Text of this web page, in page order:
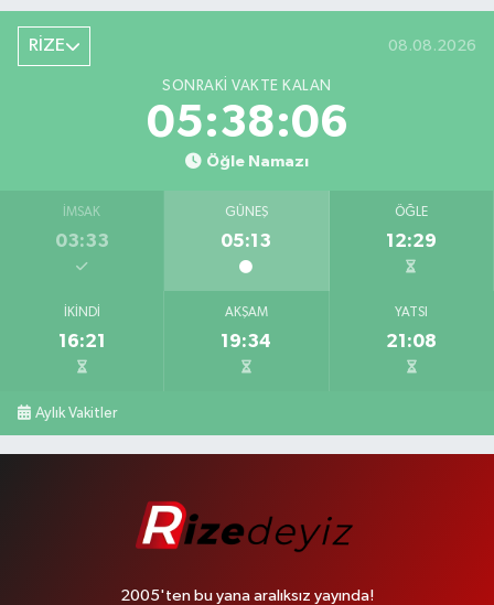
RİZE 08.08.2026
SONRAKI VAKTE KALAN
05:38:06
Öğle Namazı
İMSAK
03:33
GÜNEŞ
05:13
ÖĞLE
12:29
İKINDI
16:21
AKŞAM
19:34
YATSI
21:08
Aylık Vakitler
2005'ten bu yana aralıksız yayında!